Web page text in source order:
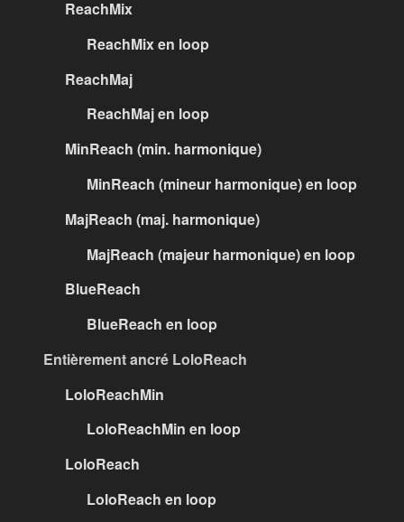
ReachMix
ReachMix en loop
ReachMaj
ReachMaj en loop
MinReach (min. harmonique)
MinReach (mineur harmonique) en loop
MajReach (maj. harmonique)
MajReach (majeur harmonique) en loop
BlueReach
BlueReach en loop
Entièrement ancré LoloReach
LoloReachMin
LoloReachMin en loop
LoloReach
LoloReach en loop